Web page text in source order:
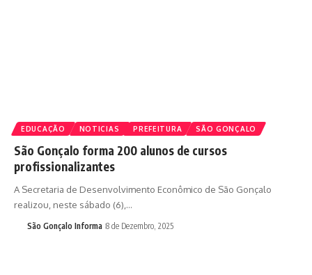
EDUCAÇÃO NOTICIAS PREFEITURA SÃO GONÇALO
São Gonçalo forma 200 alunos de cursos
profissionalizantes
A Secretaria de Desenvolvimento Econômico de São Gonçalo
realizou, neste sábado (6),…
São Gonçalo Informa 8 de Dezembro, 2025